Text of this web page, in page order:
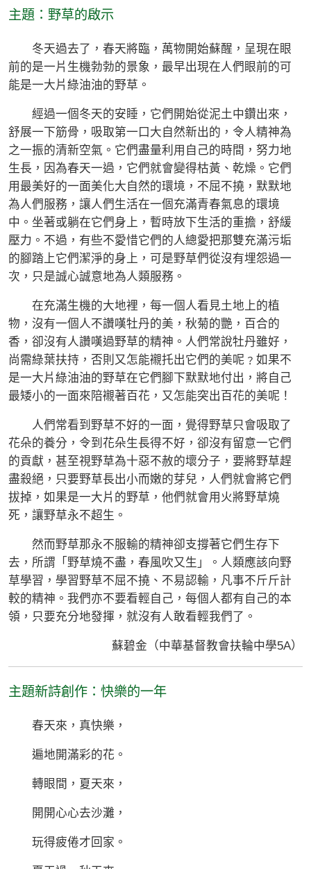
主題：野草的啟示
冬天過去了，春天將臨，萬物開始蘇醒，呈現在眼
前的是一片生機勃勃的景象，最早出現在人們眼前的可
能是一大片綠油油的野草。
經過一個冬天的安睡，它們開始從泥土中鑽出來，
舒展一下筋骨，吸取第一口大自然新出的，令人精神為
之一振的清新空氣。它們盡量利用自己的時間，努力地
生長，因為春天一過，它們就會變得枯黃、乾燥。它們
用最美好的一面美化大自然的環境，不屈不撓，默默地
為人們服務，讓人們生活在一個充滿青春氣息的環境
中。坐著或躺在它們身上，暫時放下生活的重擔，舒緩
壓力。不過，有些不愛惜它們的人總愛把那雙充滿污垢
的腳踏上它們潔淨的身上，可是野草們從沒有埋怨過一
次，只是誠心誠意地為人類服務。
在充滿生機的大地裡，每一個人看見土地上的植
物，沒有一個人不讚嘆牡丹的美，秋菊的艷，百合的
香，卻沒有人讚嘆過野草的精神。人們常說牡丹雖好，
尚需綠葉扶持，否則又怎能襯托出它們的美呢﹖如果不
是一大片綠油油的野草在它們腳下默默地付出，將自己
最矮小的一面來陪襯著百花，又怎能突出百花的美呢！
人們常看到野草不好的一面，覺得野草只會吸取了
花朵的養分，令到花朵生長得不好，卻沒有留意一它們
的貢獻，甚至視野草為十惡不赦的壞分子，要將野草趕
盡殺絕，只要野草長出小而嫩的芽兒，人們就會將它們
拔掉，如果是一大片的野草，他們就會用火將野草燒
死，讓野草永不超生。
然而野草那永不服輸的精神卻支撐著它們生存下
去，所謂「野草燒不盡，春風吹又生」。人類應該向野
草學習，學習野草不屈不撓、不易認輸，凡事不斤斤計
較的精神。我們亦不要看輕自己，每個人都有自己的本
領，只要充分地發揮，就沒有人敢看輕我們了。
蘇碧金（中華基督教會扶輪中學5A）
主題新詩創作：快樂的一年
春天來，真快樂，
遍地開滿彩的花。
轉眼間，夏天來，
開開心心去沙灘，
玩得疲倦才回家。